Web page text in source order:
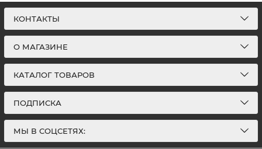
КОНТАКТЫ
О МАГАЗИНЕ
КАТАЛОГ ТОВАРОВ
ПОДПИСКА
МЫ В СОЦСЕТЯХ: